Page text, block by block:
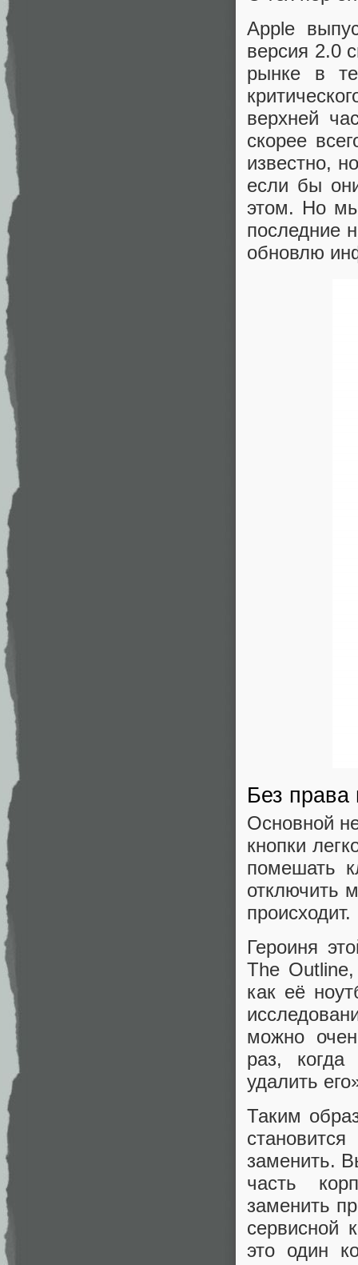
Apple
версия 2.0
рынке в
верхней
скорее
известно,
если бы
этом. Но мы
последние
обновлю
Без
Основной
кнопки
помешать
отключить
происходит.
Героиня
The
как её
можно
раз,
удалить
Таким
заменить.
часть
заменить
сервисной
это один